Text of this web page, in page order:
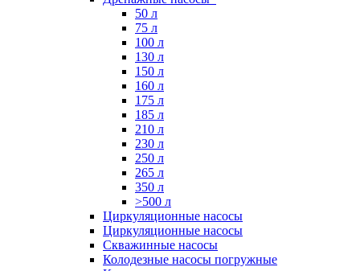
50 л
75 л
100 л
130 л
150 л
160 л
175 л
185 л
210 л
230 л
250 л
265 л
350 л
>500 л
Циркуляционные насосы
Циркуляционные насосы
Скважинные насосы
Колодезные насосы погружные